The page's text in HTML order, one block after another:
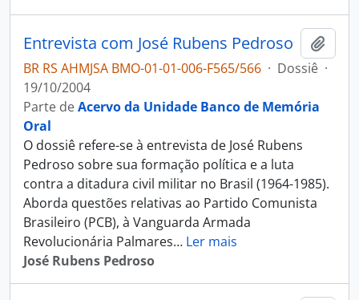
Entrevista com José Rubens Pedroso
BR RS AHMJSA BMO-01-01-006-F565/566 · Dossiê ·
19/10/2004
Parte deAcervo da Unidade Banco de Memória
Oral
O dossiê refere-se à entrevista de José Rubens
Pedroso sobre sua formação política e a luta
contra a ditadura civil militar no Brasil (1964-1985).
Aborda questões relativas ao Partido Comunista
Brasileiro (PCB), à Vanguarda Armada
Revolucionária Palmares… Ler mais
José Rubens Pedroso